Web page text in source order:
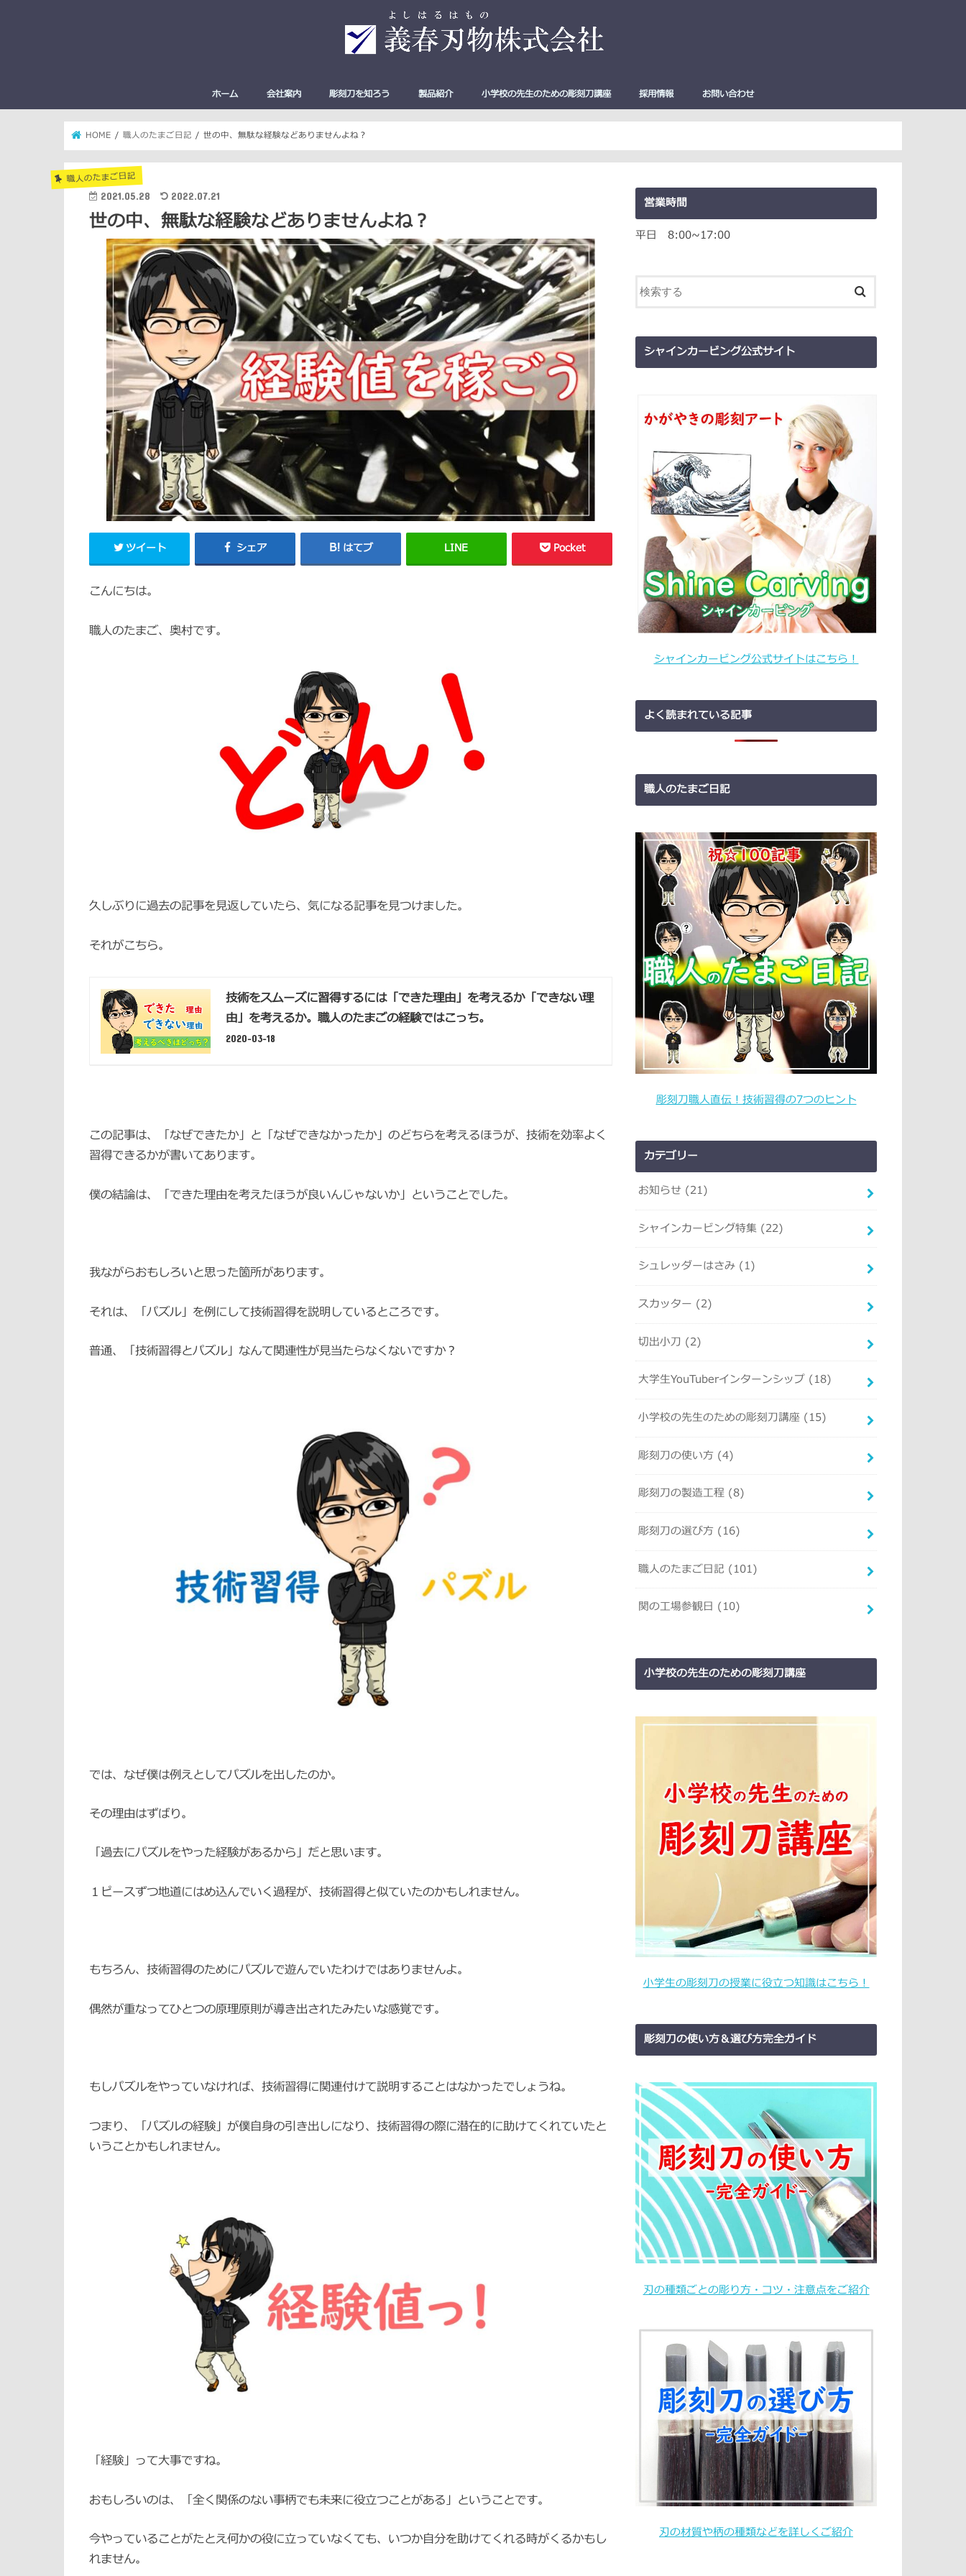
ホーム 会社案内 彫刻刀を知ろう
全鋼と付鋼（二層鋼）の違い
彫刻刀の使い方 完全ガイド
彫刻刀の選び方 完全ガイド
砥石を使った彫刻刀の研ぎ方
彫刻刀の刃の種類と形
彫刻刀ができるまで
製品紹介
[New！] Shine Carving
彫刻刀 よしはる三友彫刻刀
よしはる彫刻刀
よしはる彫刻刀－GX
マルイチ彫刻刀
マルイチ彫刻刀－SX
本職用彫刻刀
切出小刀
ハサミ キャップ付ハサミ
ケン先ハサミ
シュレッダーハサミ
ステンレス裁ハサミ
和・洋裁ハサミ
工作用ハサミ
工作用ハサミ（学童用）
キッチン用品
お肉の理想のスジ切り器 niXaX（ニク
小学校の先生のための彫刻刀講座 採用情報 お問い合わせ
HOME 職人のたまご日記 世の中、無駄な経験などありませんよね？
職人のたまご日記
2021.05.28 2022.07.21
世の中、無駄な経験などありませんよね？
ツイート シェア はてブ LINE Pocket
こんにちは。
職人のたまご、奥村です。
久しぶりに過去の記事を見返していたら、気になる記事を見つけました。
それがこちら。
技術をスムーズに習得するには「できた理由」を考えるか「できない理
由」を考えるか。職人のたまごの経験ではこっち。
2020-03-18
この記事は、「なぜできたか」と「なぜできなかったか」のどちらを考えるほうが、技術を効率よく
習得できるかが書いてあります。
僕の結論は、「できた理由を考えたほうが良いんじゃないか」ということでした。
我ながらおもしろいと思った箇所があります。
それは、「パズル」を例にして技術習得を説明しているところです。
普通、「技術習得とパズル」なんて関連性が見当たらなくないですか？
では、なぜ僕は例えとしてパズルを出したのか。
その理由はずばり。
「過去にパズルをやった経験があるから」だと思います。
１ピースずつ地道にはめ込んでいく過程が、技術習得と似ていたのかもしれません。
もちろん、技術習得のためにパズルで遊んでいたわけではありませんよ。
偶然が重なってひとつの原理原則が導き出されたみたいな感覚です。
もしパズルをやっていなければ、技術習得に関連付けて説明することはなかったでしょうね。
つまり、「パズルの経験」が僕自身の引き出しになり、技術習得の際に潜在的に助けてくれていたと
いうことかもしれません。
「経験」って大事ですね。
おもしろいのは、「全く関係のない事柄でも未来に役立つことがある」ということです。
今やっていることがたとえ何かの役に立っていなくても、いつか自分を助けてくれる時がくるかもし
れません。
営業時間
平日 8:00~17:00
シャインカービング公式サイト
シャインカービング公式サイトはこちら！
よく読まれている記事
職人のたまご日記
彫刻刀職人直伝！技術習得の7つのヒント
カテゴリー
お知らせ (21)
シャインカービング特集 (22)
シュレッダーはさみ (1)
スカッター (2)
切出小刀 (2)
大学生YouTuberインターンシップ (18)
小学校の先生のための彫刻刀講座 (15)
彫刻刀の使い方 (4)
彫刻刀の製造工程 (8)
彫刻刀の選び方 (16)
職人のたまご日記 (101)
関の工場参観日 (10)
小学校の先生のための彫刻刀講座
小学生の彫刻刀の授業に役立つ知識はこちら！
彫刻刀の使い方＆選び方完全ガイド
刃の種類ごとの彫り方・コツ・注意点をご紹介
刃の材質や柄の種類などを詳しくご紹介